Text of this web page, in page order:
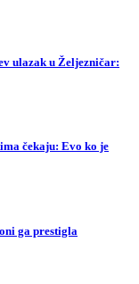
ulazak u Željezničar:
čekaju: Evo ko je
ga prestigla